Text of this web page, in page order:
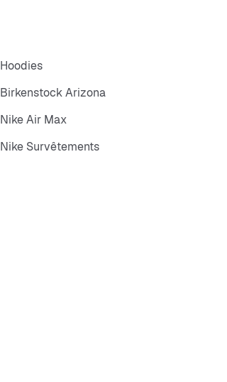
Hoodies
Birkenstock Arizona
Nike Air Max
Nike Survêtements